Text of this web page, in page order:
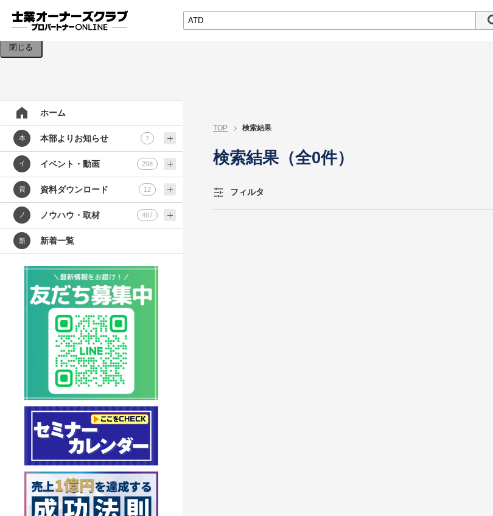
検索条件を入力してください。
閉じる
ホーム
本 本部よりお知らせ 7
イ イベント・動画 298
資 資料ダウンロード 12
ノ ノウハウ・取材 487
新 新着一覧
TOP 検索結果
検索結果（全0件）
フィルタ